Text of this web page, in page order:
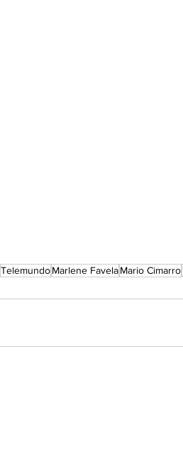
TelemundoMarlene FavelaMario Cimarro